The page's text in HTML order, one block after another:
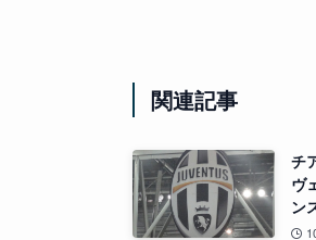
関連記事
チ
ヴ
ン